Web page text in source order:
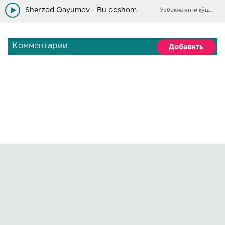
Qo'rqaman Alloh
Sherzod Qayumov - Bu oqshom Ўзбекча янги қўшиқлар
Комментарии Добавить